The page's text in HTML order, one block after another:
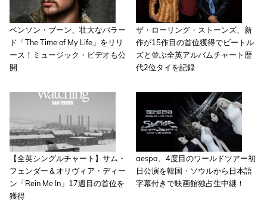
ベンソン・ブーン、壮大なバラー
ド「The Time of My Life」をリリ
ース！ミュージック・ビデオも公
開
ザ・ローリング・ストーンズ、新
作が15作目の首位獲得でビートル
ズと並ぶ全英アルバムチャート歴
代2位タイを記録
【全英シングルチャート】サム・
フェンダー＆オリヴィア・ディー
ン「Rein Me In」17週目の首位を
獲得
aespa、4度目のワールドツアー初
日公演を韓国・ソウルから日本語
字幕付きで映画館独占生中継！